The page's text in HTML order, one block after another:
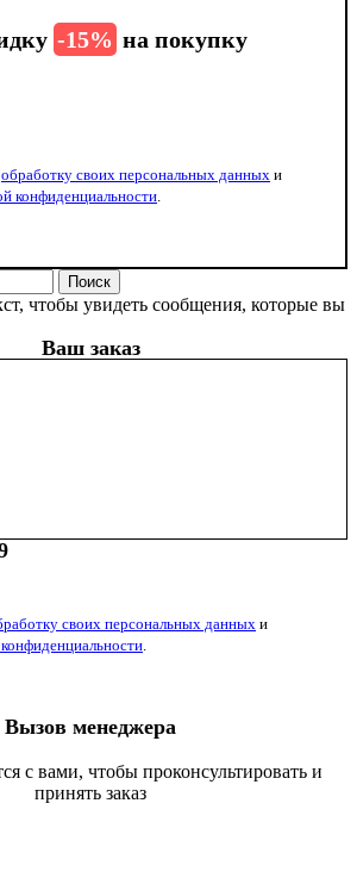
-15% на покупку
обработку своих персональных данных и
конфиденциальности.
Поиск
чтобы увидеть сообщения, которые вы
Ваш заказ
своих персональных данных и
.
Вызов менеджера
с вами, чтобы проконсультировать и
принять заказ